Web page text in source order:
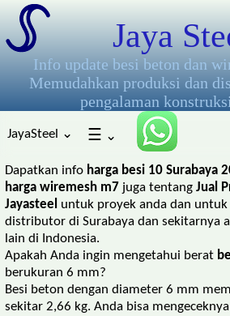
Jaya
Info update besi beton dan
Memudahkan produksi dan
pengalaman
JayaSteel ⌄ ☰ ⌄
Dapatkan info harga besi 10 Surabaya
harga wiremesh m7 juga tentang Jual
Jayasteel untuk proyek anda dan untuk
distributor di Surabaya dan sekitarnya
lain di Indonesia.
Apakah Anda ingin mengetahui berat
berukuran 6 mm?
Besi beton dengan diameter 6 mm
sekitar 2,66 kg. Anda bisa